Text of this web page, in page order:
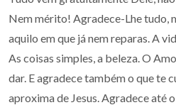
Nem mérito! Agradece-Lhe tudo,
aquilo em que já nem reparas. A
As coisas simples, a beleza. O
dar. E agradece também o que te
aproxima de Jesus. Agradece até